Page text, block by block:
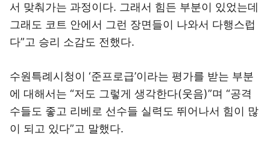
서 맞춰가는 과정이다. 그래서 힘든 부분이 있었는데
그래도 코트 안에서 그런 장면들이 나와서 다행스럽
다”고 승리 소감도 전했다.
수원특례시청이 ‘준프로급’이라는 평가를 받는 부분
에 대해서는 “저도 그렇게 생각한다(웃음)”며 “공격
수들도 좋고 리베로 선수들 실력도 뛰어나서 힘이 많
이 되고 있다”고 말했다.